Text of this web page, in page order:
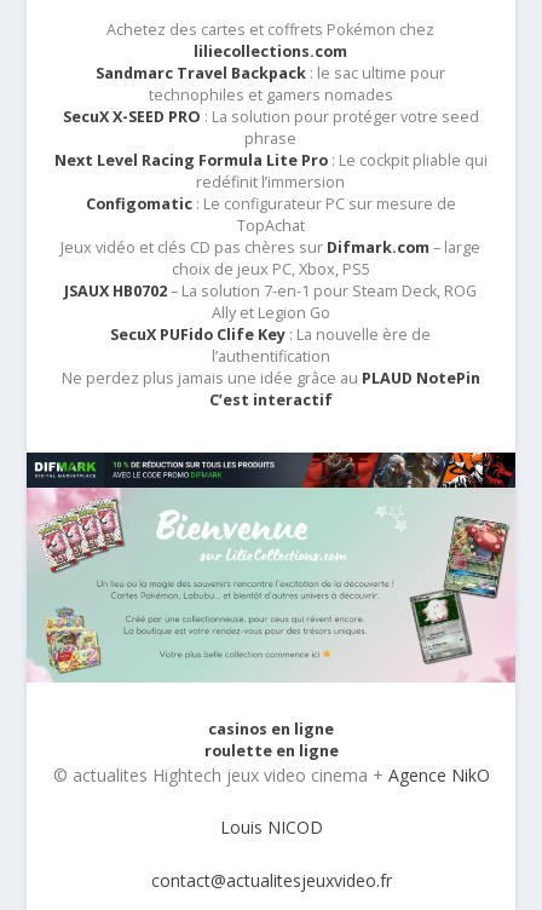
Achetez des cartes et coffrets Pokémon chez
liliecollections.com
Sandmarc Travel Backpack : le sac ultime pour
technophiles et gamers nomades
SecuX X-SEED PRO : La solution pour protéger votre seed
phrase
Next Level Racing Formula Lite Pro: Le cockpit pliable qui
redéfinit l’immersion
Configomatic: Le configurateur PC sur mesure de
TopAchat
Jeux vidéo et clés CD pas chères sur Difmark.com – large
choix de jeux PC, Xbox, PS5
JSAUX HB0702– La solution 7-en-1 pour Steam Deck, ROG
Ally et Legion Go
SecuX PUFido Clife Key : La nouvelle ère de
l’authentification
Ne perdez plus jamais une idée grâce au PLAUD NotePin
C’est interactif
casinos en ligne
roulette en ligne
© actualites Hightech jeux video cinema + Agence NikO
Louis NICOD
contact@actualitesjeuxvideo.fr